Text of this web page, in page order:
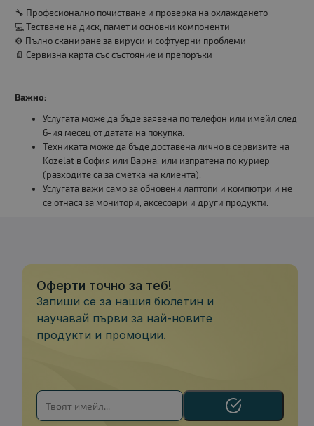
🔧 Професионално почистване и проверка на охлаждането
💻 Тестване на диск, памет и основни компоненти
⚙️ Пълно сканиране за вируси и софтуерни проблеми
📄 Сервизна карта със състояние и препоръки
Важно:
Услугата може да бъде заявена по телефон или имейл след
6-ия месец от датата на покупка.
Техниката може да бъде доставена лично в сервизите на
Kozelat в София или Варна, или изпратена по куриер
(разходите са за сметка на клиента).
Услугата важи само за обновени лаптопи и компютри и не
се отнася за монитори, аксесоари и други продукти.
Оферти точно за теб!
Запиши се за нашия бюлетин и
научавай първи за най-новите
продукти и промоции.